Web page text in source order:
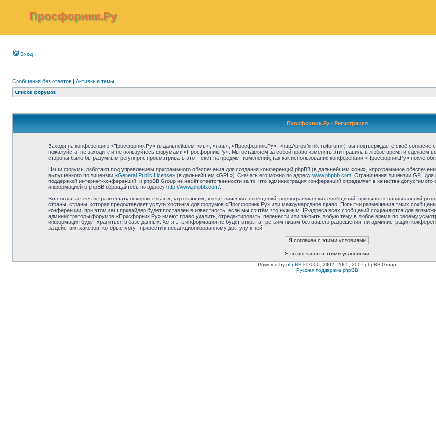
Просфорник.Ру
Вход
Сообщения без ответов | Активные темы
Список форумов
Просфорник.Ру - Регистрация
Заходя на конференцию «Просфорник.Ру» (в дальнейшем «мы», «наш», «Просфорник.Ру», «http://prosfornik.ru/forum»), вы подтверждаете своё согласие
пожалуйста, не заходите и не пользуйтесь форумами «Просфорник.Ру». Мы оставляем за собой право изменять эти правила в любое время и сделаем
стороны было бы разумным регулярно просматривать этот текст на предмет изменений, так как использование конференции «Просфорник.Ру» после
Наши форумы работают под управлением программного обеспечения для создания конференций phpBB (в дальнейшем «они», «программное
выпущенного по лицензии «General Public License» (в дальнейшем «GPL»). Скачать его можно по адресу www.phpbb.com. Ограничения лицензии GPL для
поддержкой интернет-конференций, и phpBB Group не несёт ответственности за то, что администрация конференций определяет в качестве
информацией о phpBB обращайтесь по адресу http://www.phpbb.com/.
Вы соглашаетесь не размещать оскорбительных, угрожающих, клеветнических сообщений, порнографических сообщений, призывов к национальной
страны, страны, которая предоставляет услуги хостинга для форумов «Просфорник.Ру» или международное право. Попытки размещения таких
конференции, при этом ваш провайдер будет поставлен в известность, если мы сочтём это нужным. IP-адреса всех сообщений сохраняются для
администраторы форумов «Просфорник.Ру» имеют право удалить, отредактировать, перенести или закрыть любую тему в любое время по своему
информация будет храниться в базе данных. Хотя эта информация не будет открыта третьим лицам без вашего разрешения, ни администрация
за действия хакеров, которые могут привести к несанкционированному доступу к ней.
Powered by phpBB © 2000, 2002, 2005, 2007 phpBB Group
Русская поддержка phpBB